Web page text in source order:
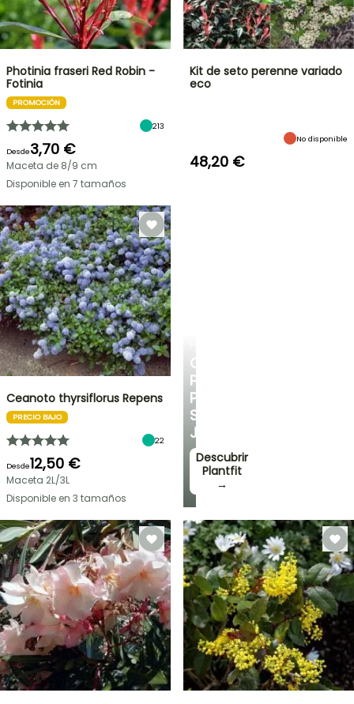
CONSEJOS
PERSONALIZADOS
PARA
SU
JARDÍN
Descubrir
Plantfit
→
Photinia fraseri Red Robin -
Fotinia
PROMOCIÓN
213
Desde3,70 €
Maceta de 8/9 cm
Disponible en 7 tamaños
Kit de seto perenne variado
eco
No disponible
48,20 €
Ceanoto thyrsiflorus Repens
PRECIO BAJO
22
Desde12,50 €
Maceta 2L/3L
Disponible en 3 tamaños